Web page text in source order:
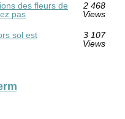
des fleurs de
pas
2 468
Views
sol est
3 107
Views